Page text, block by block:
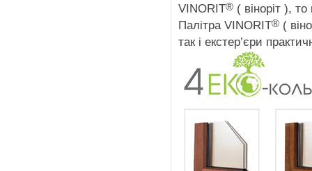
VINORIT® ( віноріт ),
Палітра VINORIT® (
так і екстер’єри